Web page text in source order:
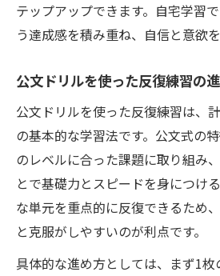
テップアップできます。自宅学習
う達成感を積み重ね、自信と意欲
公文ドリルを使った反復練習の
公文ドリルを使った反復練習は、
の基本的な学習法です。公文式の
のレベルに合った課題に取り組み
とで基礎力とスピードを身につけ
な単元を重点的に反復できるため
と克服がしやすいのが利点です。
具体的な進め方としては、まず1